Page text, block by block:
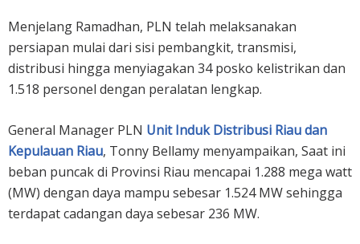
Menjelang Ramadhan, PLN telah melaksanakan
persiapan mulai dari sisi pembangkit, transmisi,
distribusi hingga menyiagakan 34 posko kelistrikan dan
1.518 personel dengan peralatan lengkap.
General Manager PLN Unit Induk Distribusi Riau dan
Kepulauan Riau, Tonny Bellamy menyampaikan, Saat ini
beban puncak di Provinsi Riau mencapai 1.288 mega watt
(MW) dengan daya mampu sebesar 1.524 MW sehingga
terdapat cadangan daya sebesar 236 MW.